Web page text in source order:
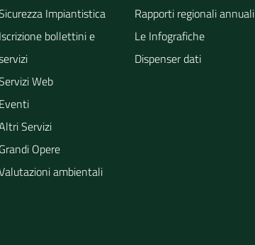
Impiantistica
Iscrizione bollettini e
Web
Eventi
Servizi
Grandi Opere
ambientali
Rapporti regionali annuali
Le Infografiche
Dispenser dati